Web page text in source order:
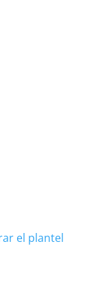
el plantel